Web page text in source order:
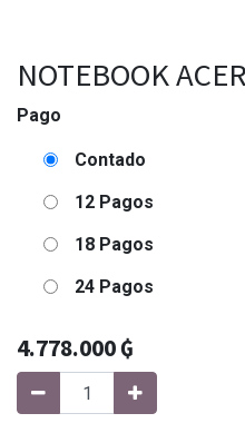
NOTEBOOK
Pago
Contado
12 Pagos
18 Pagos
24 Pagos
4.778.000₲